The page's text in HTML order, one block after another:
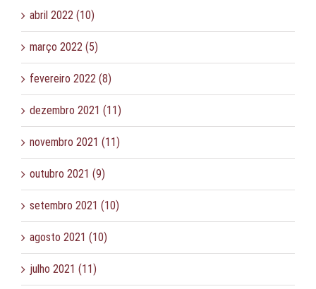
abril 2022 (10)
março 2022 (5)
fevereiro 2022 (8)
dezembro 2021 (11)
novembro 2021 (11)
outubro 2021 (9)
setembro 2021 (10)
agosto 2021 (10)
julho 2021 (11)